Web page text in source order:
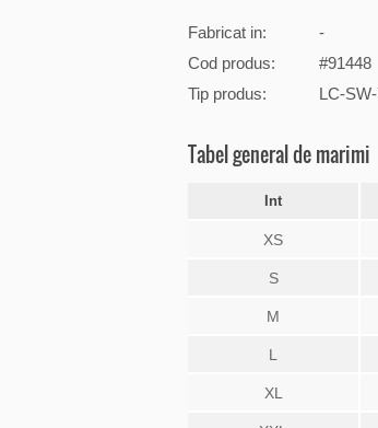
Fabricat in:
-
Cod produs:
#91448
Tip produs:
LC-
Tabel general de marimi
Int
XS
S
M
L
XL